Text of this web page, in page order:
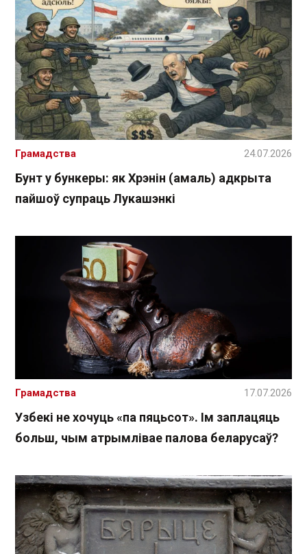
Бунт у бункеры: як Хрэнін (амаль) адкрыта
пайшоў супраць Лукашэнкі
Грамадства 24.07.2026
Узбекі не хочуць «па пяцьсот». Ім заплацяць
больш, чым атрымлівае палова беларусаў?
Грамадства 17.07.2026